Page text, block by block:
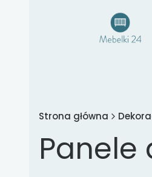
Strona główna
Panele